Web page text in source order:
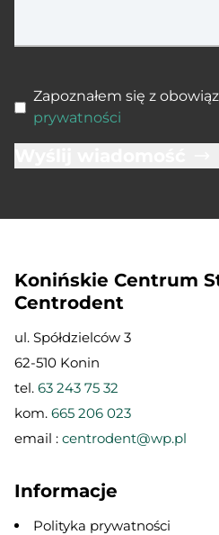
Zapoznałem się z
prywatności
Konińskie Centrum
Centrodent
ul. Spółdzielców 3
62-510 Konin
tel. 63 243 75 32
kom. 665 206 023
email : centrodent@wp.pl
Informacje
Polityka prywatności